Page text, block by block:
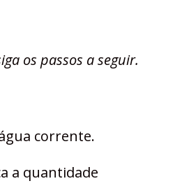
os passos a seguir.
corrente.
a quantidade